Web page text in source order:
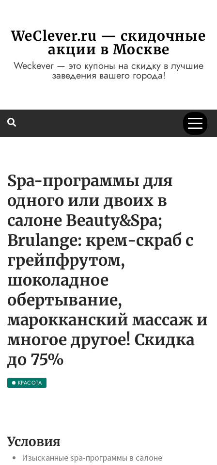
содержимому
WeClever.ru — скидочные
акции в Москве
Weckever — это купоны на скидку в лучшие
заведения вашего города!
Spa-программы для
одного или двоих в
салоне Beauty&Spa;
Brulange: крем-скраб с
грейпфрутом,
шоколадное
обертывание,
марокканский массаж и
многое другое! Скидка
до 75%
КРАСОТА
Условия
Изысканные spa-программы в салоне